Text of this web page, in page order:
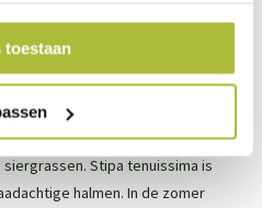
toestaan
de takken op een hoogte van
is dit ongeveer 220 cm.
Stipa tenuissima is
halmen. In de zomer